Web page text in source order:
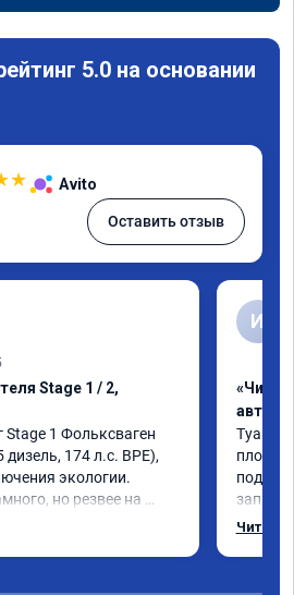
5.0 на основании
★ Avito
Оставить отзыв
Stage 1 / 2,
1 Фольксваген
дизель, 174 л.с. BPE),
экологии.
но резвее на
скорости после 100
И
«Чип
Туарег
плохо
работы
Читать